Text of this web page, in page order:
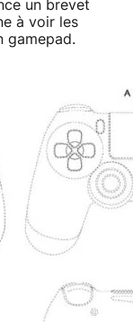
un brevet
à voir les
gamepad.